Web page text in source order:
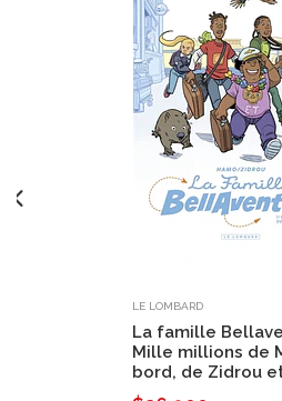
LE LOMBARD
La famille
Mille millions de
bord, de Zidrou